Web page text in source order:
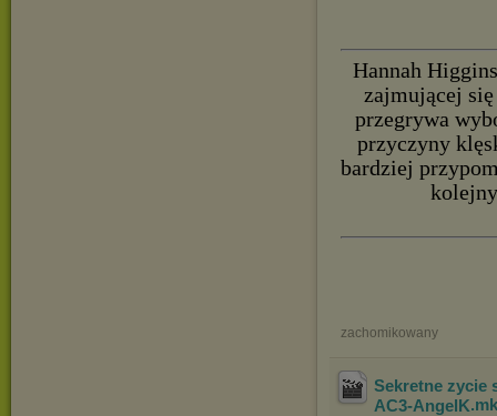
Hannah
zajmującej
przegrywa
przyczyny
bardziej
zachomikowany
Sekretne zycie
AC3-AngelK